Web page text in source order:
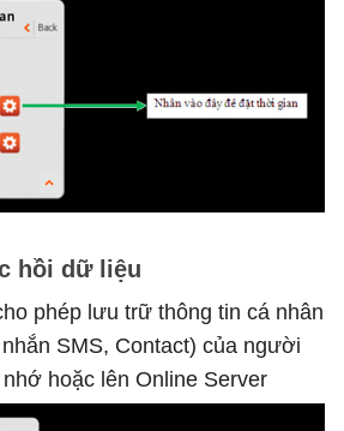
hồi dữ liệu
phép lưu trữ thông tin cá nhân
SMS, Contact) của người
hoặc lên Online Server